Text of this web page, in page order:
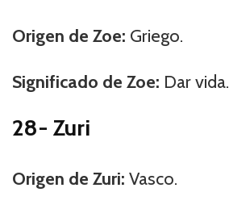
Origen de Zoe: Griego.
Significado de Zoe: Dar vida.
28- Zuri
Origen de Zuri: Vasco.